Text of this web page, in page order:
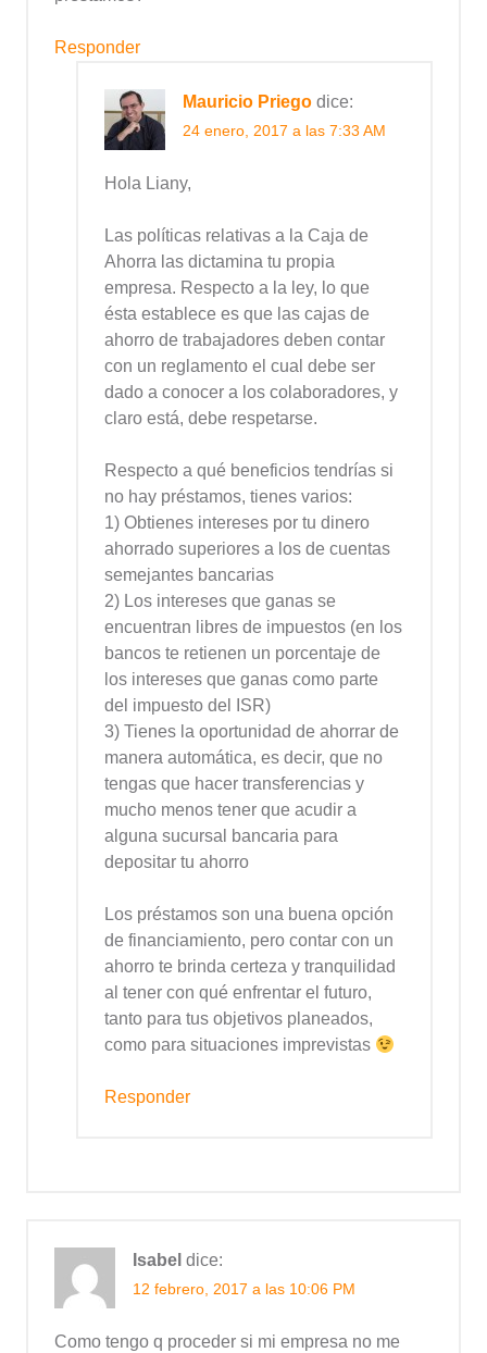
Responder
Mauricio Priego dice:
24 enero, 2017 a las 7:33 AM
Hola Liany,
Las políticas relativas a la Caja de
Ahorra las dictamina tu propia
empresa. Respecto a la ley, lo que
ésta establece es que las cajas de
ahorro de trabajadores deben contar
con un reglamento el cual debe ser
dado a conocer a los colaboradores, y
claro está, debe respetarse.
Respecto a qué beneficios tendrías si
no hay préstamos, tienes varios:
1) Obtienes intereses por tu dinero
ahorrado superiores a los de cuentas
semejantes bancarias
2) Los intereses que ganas se
encuentran libres de impuestos (en los
bancos te retienen un porcentaje de
los intereses que ganas como parte
del impuesto del ISR)
3) Tienes la oportunidad de ahorrar de
manera automática, es decir, que no
tengas que hacer transferencias y
mucho menos tener que acudir a
alguna sucursal bancaria para
depositar tu ahorro
Los préstamos son una buena opción
de financiamiento, pero contar con un
ahorro te brinda certeza y tranquilidad
al tener con qué enfrentar el futuro,
tanto para tus objetivos planeados,
como para situaciones imprevistas
Responder
Isabel dice:
12 febrero, 2017 a las 10:06 PM
Como tengo q proceder si mi empresa no me